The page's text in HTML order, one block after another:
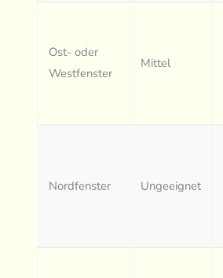
Ost- oder
Westfenster
Mittel
Nordfenster Ungeeignet